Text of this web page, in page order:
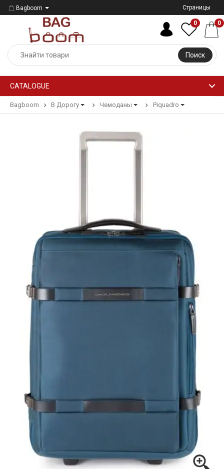
Bagboom Страницы
Поиск
0 0
CATALOGUE
Bagboom В Дорогу Чемоданы Piquadro